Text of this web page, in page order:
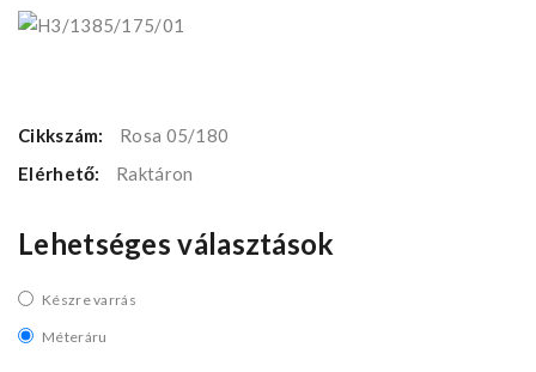
Cikkszám:
Rosa 05/180
Elérhető:
Raktáron
Lehetséges választások
Készre varrás
Méteráru